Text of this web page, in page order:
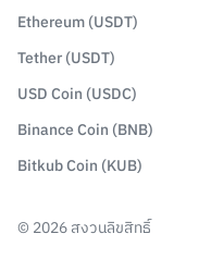
Ethereum (USDT)
Tether (USDT)
USD Coin (USDC)
Binance Coin (BNB)
Bitkub Coin (KUB)
© 2026สงวนลิขสิทธิ์